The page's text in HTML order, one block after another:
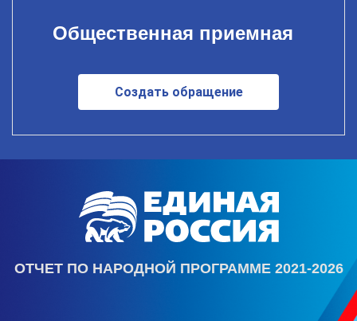
Общественная приемная
Создать обращение
ОТЧЕТ ПО НАРОДНОЙ ПРОГРАММЕ 2021-2026